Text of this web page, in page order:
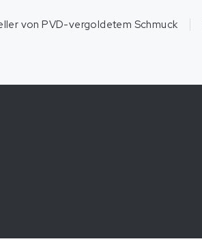
von PVD-vergoldetem Schmuck